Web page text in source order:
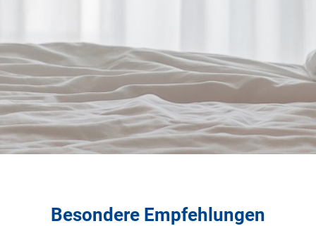
Besondere Empfehlungen